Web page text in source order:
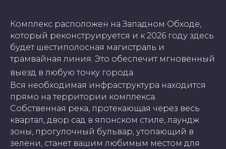
Комплекс расположен на Западном Обходе,
который реконструируется и к 2026 году здесь
будет шестиполосная магистраль и
трамвайная линия. Это обеспечит мгновенный
выезд в любую точку города.
Вся необходимая инфраструктура находится
прямо на территории комплекса.
Собственная река, протекающая через весь
квартал, двор сад в японском стиле, лаундж
зоны, прогулочный бульвар, утопающий в
зелени, станет вашим любимым местом для